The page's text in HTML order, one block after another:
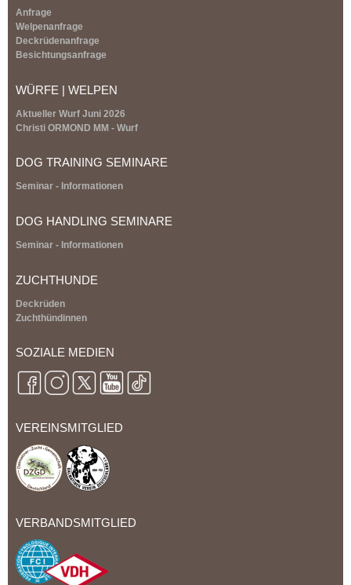
k
i
s
e
e
r
n
)
Anfrage
Welpenanfrage
Deckrüdenanfrage
Besichtungsanfrage
WÜRFE | WELPEN
Aktueller Wurf Juni 2026
Christi ORMOND MM - Wurf
DOG TRAINING SEMINARE
Seminar - Informationen
DOG HANDLING SEMINARE
Seminar - Informationen
ZUCHTHUNDE
Deckrüden
Zuchthündinnen
SOZIALE MEDIEN
VEREINSMITGLIED
VERBANDSMITGLIED